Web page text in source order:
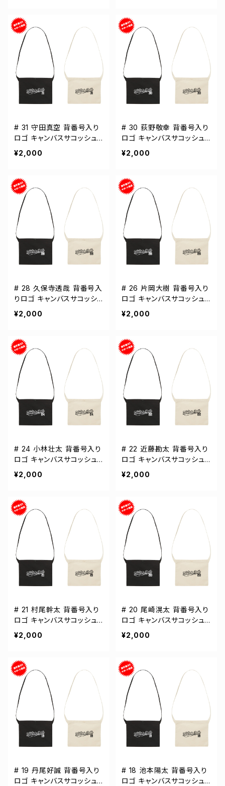
# 31 守田真空 背番号入り
ロゴ キャンバスサコッシュ
選手還元 2カラー 001461
¥2,000
# 30 荻野敬幸 背番号入り
ロゴ キャンバスサコッシュ
選手還元 2カラー 001461
¥2,000
# 28 久保寺透哉 背番号入
りロゴ キャンバスサコッシ
ュ 選手還元 2カラー 0014
¥2,000
# 26 片岡大樹 背番号入り
ロゴ キャンバスサコッシュ
選手還元 2カラー 001461
¥2,000
# 24 小林壮太 背番号入り
ロゴ キャンバスサコッシュ
選手還元 2カラー 001461
¥2,000
# 22 近藤勘太 背番号入り
ロゴ キャンバスサコッシュ
選手還元 2カラー 001461
¥2,000
# 21 村尾幹太 背番号入り
ロゴ キャンバスサコッシュ
選手還元 2カラー 001461
¥2,000
# 20 尾崎滉太 背番号入り
ロゴ キャンバスサコッシュ
選手還元 2カラー 001461
¥2,000
# 19 丹尾好誠 背番号入り
ロゴ キャンバスサコッシュ
# 18 池本陽太 背番号入り
ロゴ キャンバスサコッシュ